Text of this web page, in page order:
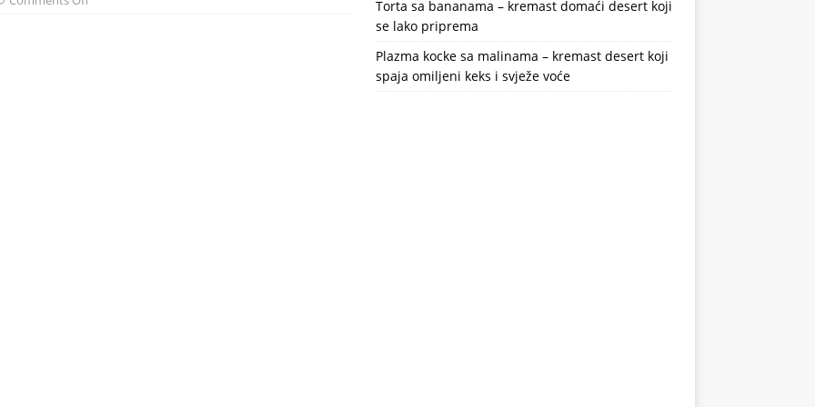
Torta sa bananama – kremast domaći desert koji
se lako priprema
Plazma kocke sa malinama – kremast desert koji
spaja omiljeni keks i svježe voće